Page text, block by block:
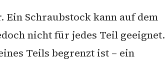
Schraubstock kann auf dem
nicht für jedes Teil geeignet.
Teils begrenzt ist – ein